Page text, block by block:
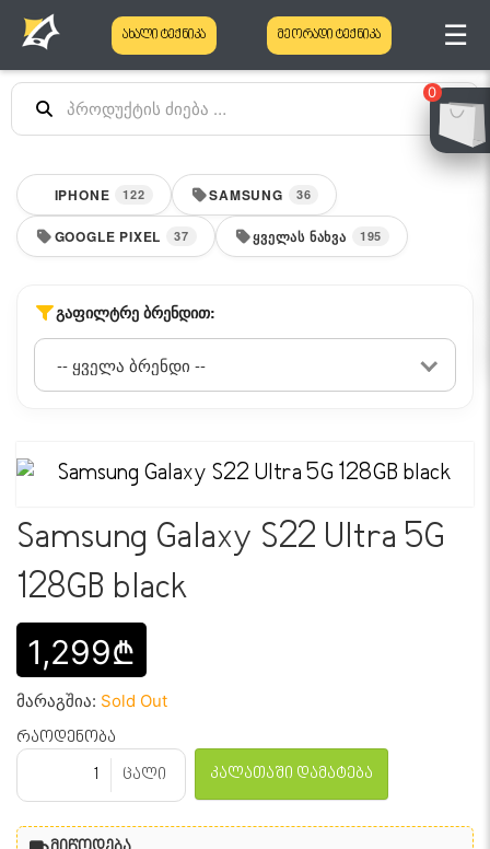
0
ახალი ტექნიკა მეორადი ტექნიკა ☰
IPHONE 122 SAMSUNG 36
GOOGLE PIXEL 37 ᲧᲕᲔᲚᲐᲡ ᲜᲐᲮᲕᲐ 195
ᲒᲐᲤᲘᲚᲢᲠᲔ ᲑᲠᲔᲜᲓᲘᲗ:
Samsung Galaxy S22 Ultra 5G
128GB black
1,299₾
მარაგშია: Sold Out
რაოდენობა
ცალი
კალათაში დამატება